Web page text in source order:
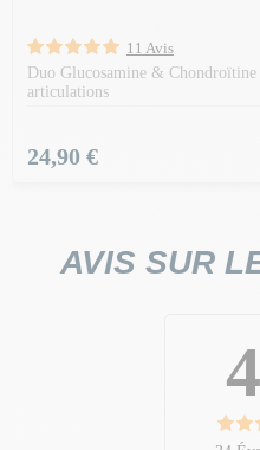
11 Avis
Duo Glucosamine & Chondroïtine
articulations
Prix
24,90 €
AVIS SUR